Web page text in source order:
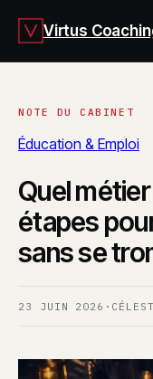
Virtus
Éducation & Emploi
Quel
étapes
sans se
23 JUIN 2026 ·